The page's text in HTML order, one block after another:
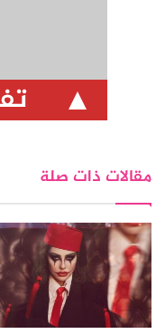
مقالات ذات صلة